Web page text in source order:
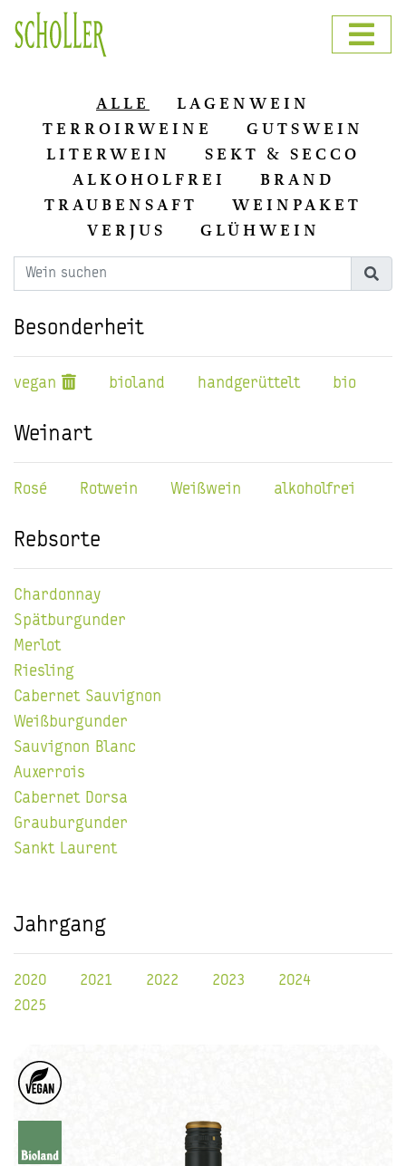
ALLE
LAGENWEIN
TERROIRWEINE
GUTSWEIN
LITERWEIN
SEKT & SECCO
ALKOHOLFREI
BRAND
TRAUBENSAFT
WEINPAKET
VERJUS
GLÜHWEIN
Besonderheit
vegan bioland handgerüttelt bio
Weinart
Rosé Rotwein Weißwein alkoholfrei
Rebsorte
Chardonnay
Spätburgunder
Merlot
Riesling
Cabernet Sauvignon
Weißburgunder
Sauvignon Blanc
Auxerrois
Cabernet Dorsa
Grauburgunder
Sankt Laurent
Jahrgang
2020 2021 2022 2023
2024
2025